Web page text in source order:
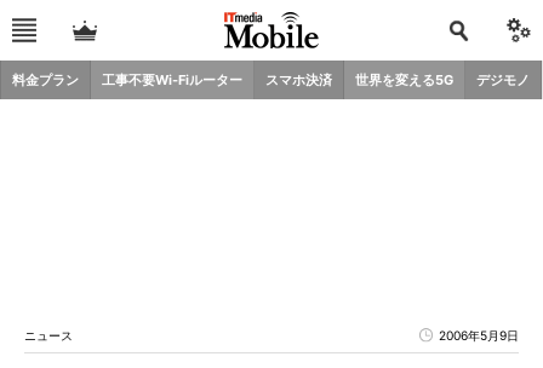
料金プラン 工事不要Wi-Fiルーター スマホ決済 世界を変える5G デジモノ
ニュース 2006年5月9日